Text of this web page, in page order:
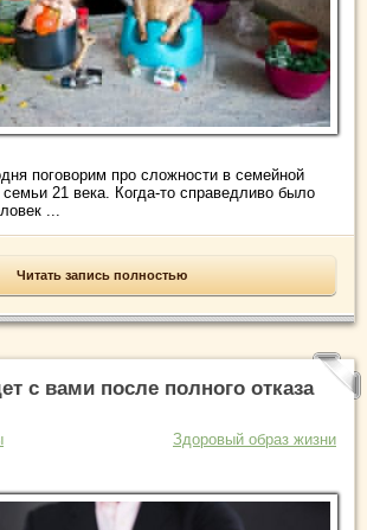
поговорим про сложности в семейной
21 века. Когда-то справедливо было
...
Читать запись полностью
с вами после полного отказа
Здоровый образ жизни